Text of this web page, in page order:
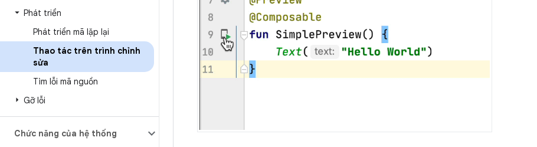
Phát triển
Phát triển mã lặp lại
Thao tác trên trình chỉnh
sửa
Tìm lỗi mã nguồn
Gỡ lỗi
Chức năng của hệ thống